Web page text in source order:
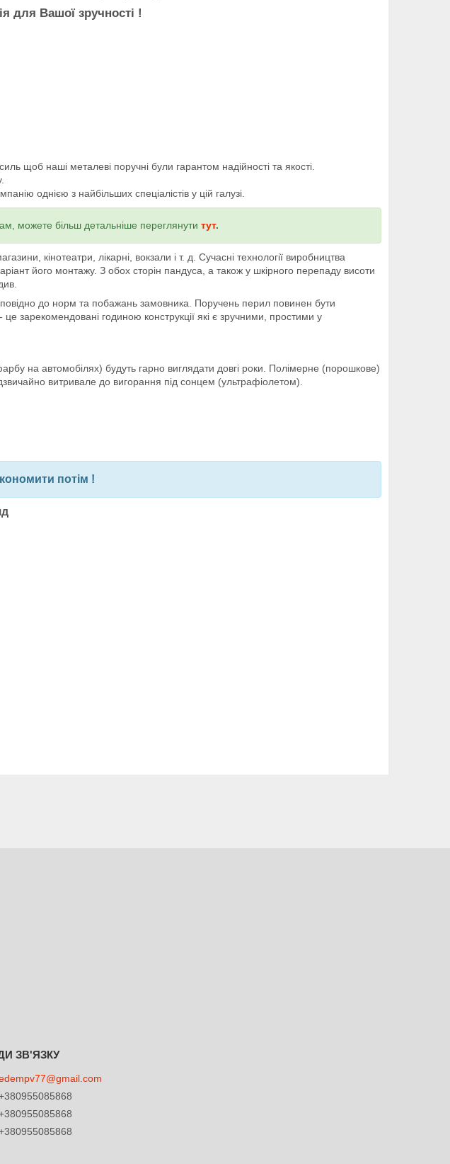
для Вашої зручності !
щоб наші металеві поручні були гарантом надійності та якості.
однією з найбільших спеціалістів у цій галузі.
можете більш детальніше переглянути тут.
кінотеатри, лікарні, вокзали і т. д. Сучасні технології виробництва
його монтажу. З обох сторін пандуса, а також у шкірного перепаду висоти
до норм та побажань замовника. Поручень перил повинен бути
годиною конструкції які є зручними, простими у
на автомобілях) будуть гарно виглядати довгі роки. Полімерне (порошкове)
витривале до вигорання під сонцем (ультрафіолетом).
потім !